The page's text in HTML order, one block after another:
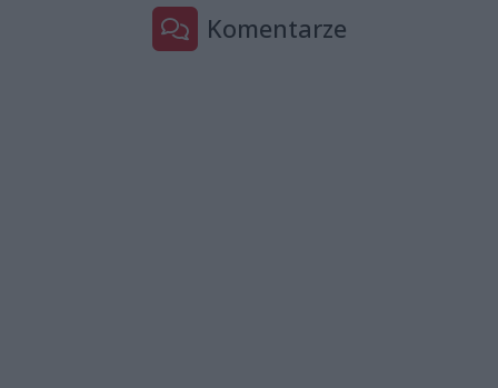
Komentarze